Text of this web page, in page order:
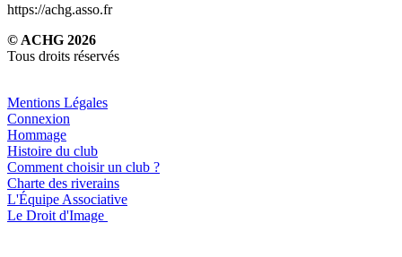
https://achg.asso.fr
© ACHG 2026
Tous droits réservés
Mentions Légales
Connexion
Hommage
Histoire du club
Comment choisir un club ?
Charte des riverains
L'Équipe Associative
Le Droit d'Image